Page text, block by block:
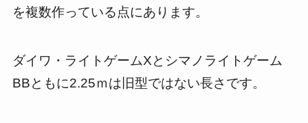
を複数作っている点にあります。
ダイワ・ライトゲームXとシマノライトゲーム
BBともに2.25ｍは旧型ではない長さです。